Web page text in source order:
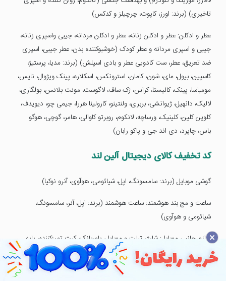
تاخیری) (برند: اورز، کاپوت، چرچیلز و کدکس)
عطر و ادکلن: عطر و ادکلن زنانه، عطر و ادکلن مردانه، جیبی واسپری زنانه،
جیبی و اسپری مردانه و عطر کودک (خوشبوکننده بدن، عطر جیبی، اسپری
ضد تعریق، عطر، ست کادویی عطر و بادی اسپلش) (برند: مدیا، پرستیژ،
کاسپین، بیول، مای، شون، کامان، استرونکس، اسکلاره، پینک ویژوال، نایس،
مومباسا، پینک، کالیستا، کراس، ژک ساف، لاگوست، مونت بلانس، بولگاری،
لالیک، دانهیل، ژیوانشی، بربری، ولنتینو، کارولینا هررا، جیمی چو، دیویدف،
کلوین کلین، کلینیک، ورساچه، لانکوم، روبرتو کاوالی، هامر، گوچی، هوگو
باس، چاپرد، دی اند جی و پاکو رابان)
کد تخفیف کالای دیجیتال آلین لند
گوشی موبایل (برند: سامسونگ، اپل، شیائومی، هوآوی، آنرو نوکیا)
ساعت و مچ بند هوشمند: ساعت هوشمند (برند: اپل، آنر، سامسونگ،
شیائومی و هوآوی)
لوازم جانبی موبایل: شارژر تبلت و موبایل، پاوربانک، کیت تمیزکننده، پایه
نگهدارنده گوشی و تبلت، کیف و کاور گوشی و کابل و مبدل (کابل و مبدل،
شارژر موبایل، کیت تمیزکننده، پاوربانک، پایه نگهدارنده موبایل، شارژر فندکی،
×